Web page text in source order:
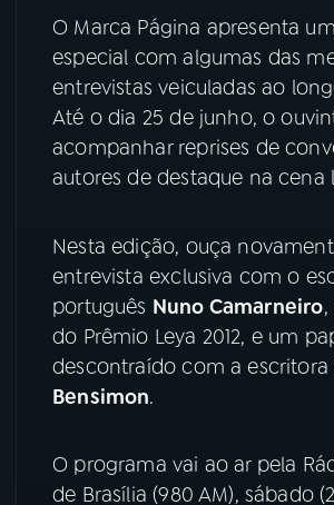
ÚLTIMAS
08FESTIVAL DE MÚSICA
YouTube
Instagram
O Marca Página apresenta
especial com algumas das
entrevistas veiculadas ao
Até o dia 25 de junho, o
acompanhar reprises de
autores de destaque na cena
Nesta edição, ouça
entrevista exclusiva com o
português Nuno Camarneiro
do Prêmio Leya 2012, e um
descontraído com a escritora
Bensimon.
O programa vai ao ar pela
de Brasília (980 AM), sábado